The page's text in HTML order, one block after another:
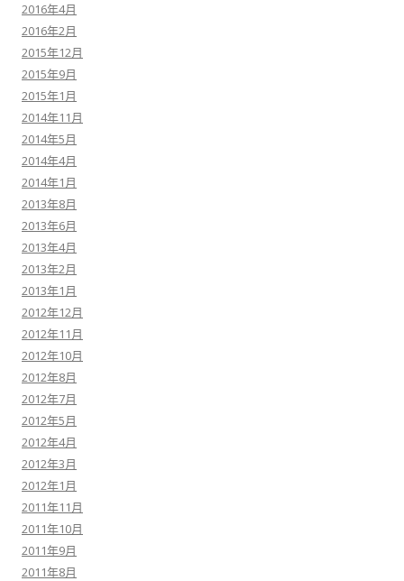
2016年4月
2016年2月
2015年12月
2015年9月
2015年1月
2014年11月
2014年5月
2014年4月
2014年1月
2013年8月
2013年6月
2013年4月
2013年2月
2013年1月
2012年12月
2012年11月
2012年10月
2012年8月
2012年7月
2012年5月
2012年4月
2012年3月
2012年1月
2011年11月
2011年10月
2011年9月
2011年8月